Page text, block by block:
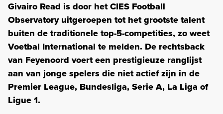
Givairo Read is door het CIES Football
Observatory uitgeroepen tot het grootste talent
buiten de traditionele top-5-competities, zo weet
Voetbal International te melden. De rechtsback
van Feyenoord voert een prestigieuze ranglijst
aan van jonge spelers die niet actief zijn in de
Premier League, Bundesliga, Serie A, La Liga of
Ligue 1.